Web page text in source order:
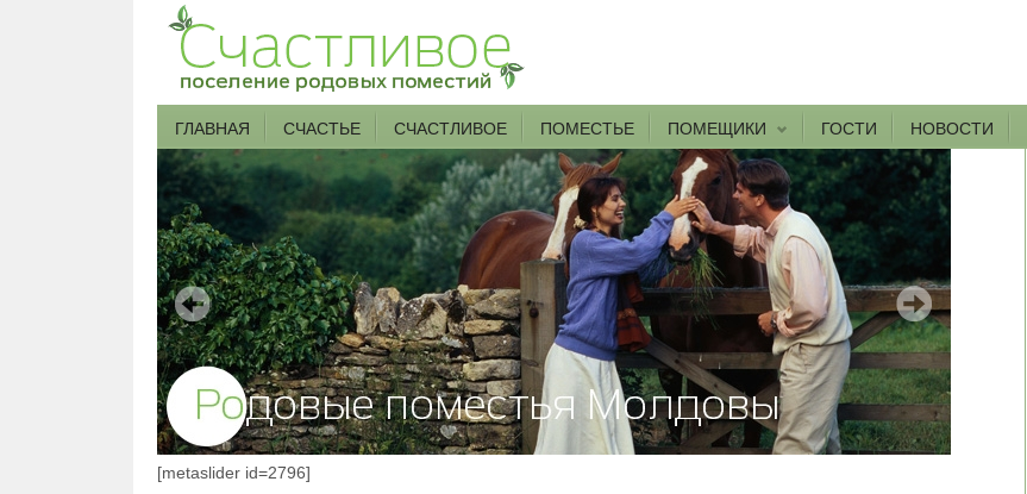
ГЛАВНАЯ СЧАСТЬЕ СЧАСТЛИВОЕ ПОМЕСТЬЕ ПОМЕЩИКИ ГОСТИ НОВОСТИ
[metaslider id=2796]